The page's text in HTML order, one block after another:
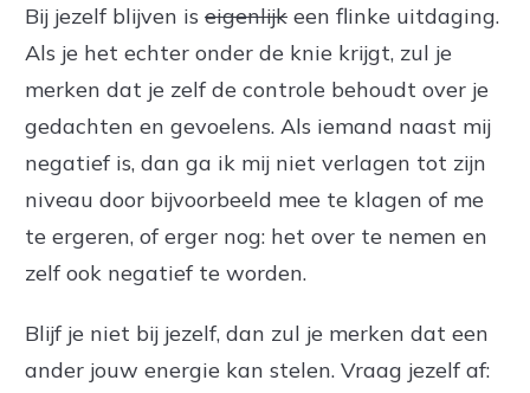
Bij jezelf blijven is eigenlijk een flinke uitdaging.
Als je het echter onder de knie krijgt, zul je
merken dat je zelf de controle behoudt over je
gedachten en gevoelens. Als iemand naast mij
negatief is, dan ga ik mij niet verlagen tot zijn
niveau door bijvoorbeeld mee te klagen of me
te ergeren, of erger nog: het over te nemen en
zelf ook negatief te worden.
Blijf je niet bij jezelf, dan zul je merken dat een
ander jouw energie kan stelen. Vraag jezelf af: